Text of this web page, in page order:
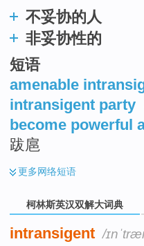
不妥协的人
非妥协性的
短语
amenable
intransigent party
become powerful
跋扈
更多网络短语
柯林斯英汉双解大词典
intransigent /